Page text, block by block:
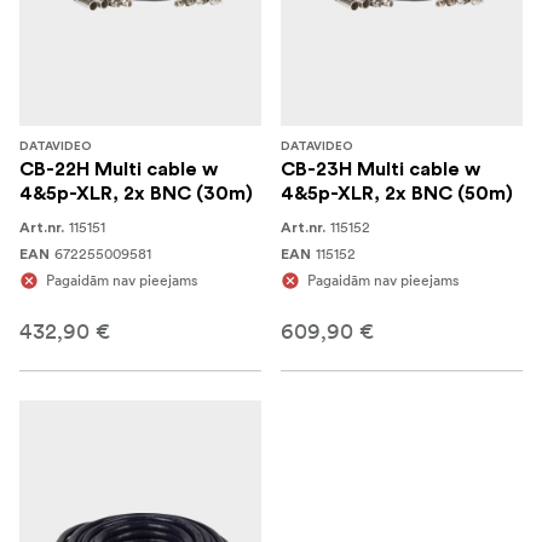
DATAVIDEO
CB-22H Multi cable w
4&5p-XLR, 2x BNC (30m)
Art.nr. 115151
EAN 672255009581
Pagaidām nav pieejams
432,90 €
DATAVIDEO
CB-23H Multi cable w
4&5p-XLR, 2x BNC (50m)
Art.nr. 115152
EAN 115152
Pagaidām nav pieejams
609,90 €